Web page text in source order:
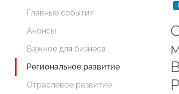
Главные события
Анонсы
Важное для бизнеса
Региональное развитие
Отраслевое развитие